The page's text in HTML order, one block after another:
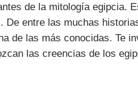
de la mitología egipcia.
entre las muchas
de las más conocidas. Te
las creencias de los